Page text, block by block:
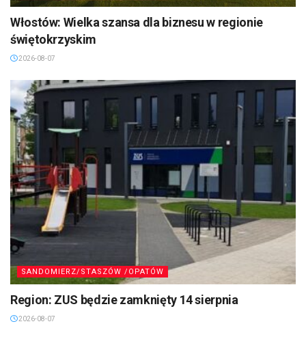
Włostów: Wielka szansa dla biznesu w regionie
świętokrzyskim
2026-08-07
SANDOMIERZ/STASZÓW /OPATÓW
Region: ZUS będzie zamknięty 14 sierpnia
2026-08-07